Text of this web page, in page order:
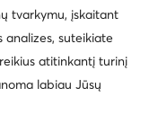
tvarkymu, įskaitant
suteikiate
atitinkantį turinį
labiau Jūsų